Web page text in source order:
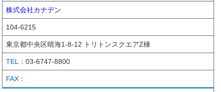
株式会社カナデン
104-6215
東京都中央区晴海1-8-12 トリトンスクエアZ棟
03-6747-8800